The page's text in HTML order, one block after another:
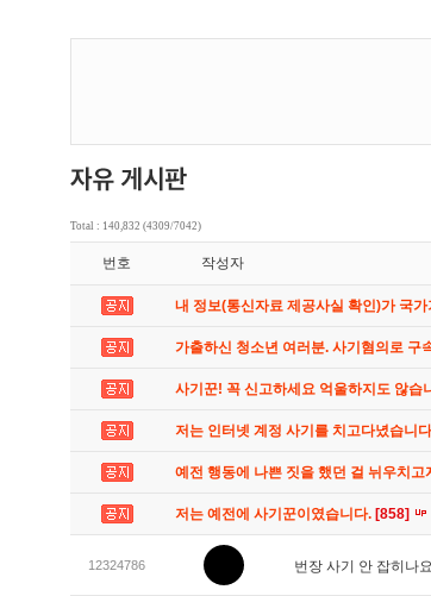
Total : 140,832 (4309/7042)
번호 작성자
내 정보(통신자료 제공사실 확인)가 국
가출하신 청소년 여러분. 사기혐의로 구
사기꾼! 꼭 신고하세요 억울하지도 않습
저는 인터넷 계정 사기를 치고다녔습니
예전 행동에 나쁜 짓을 했던 걸 뉘우치고
저는 예전에 사기꾼이였습니다. [858]
12324786 번장 사기 안 잡히나